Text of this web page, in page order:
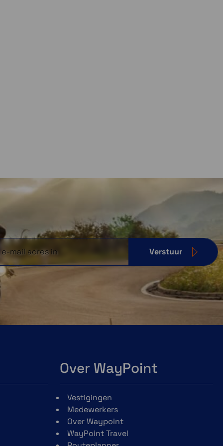
Verstuur
Over WayPoint
Vestigingen
Medewerkers
Over Waypoint
WayPoint Travel